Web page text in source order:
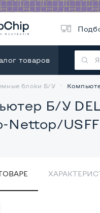
товаров
блоки Б/У
Б/У
Nettop/USFF